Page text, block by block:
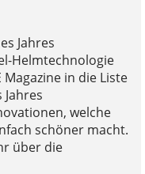
Jahres
Helmtechnologie
in die Liste
welche
schöner macht.
über die